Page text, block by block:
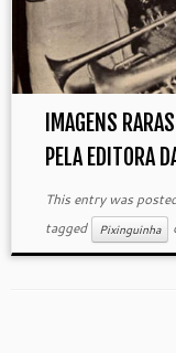
IMAGENS
PELA EDITORA
This entry was
tagged
Pixinguinha